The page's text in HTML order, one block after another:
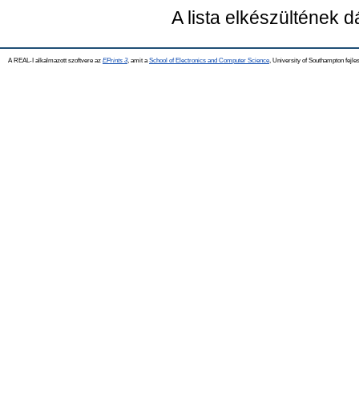
A lista elkészültének
A REAL-I alkalmazott szoftvere az EPrints 3, amit a School of Electronics and Computer Science , University of Southampton